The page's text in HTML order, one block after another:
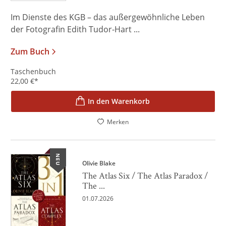
Im Dienste des KGB – das außergewöhnliche Leben
der Fotografin Edith Tudor-Hart ...
Zum Buch
Taschenbuch
22,00 €*
In den Warenkorb
Merken
NEU Olivie Blake
The Atlas Six / The Atlas Paradox /
The ...
01.07.2026